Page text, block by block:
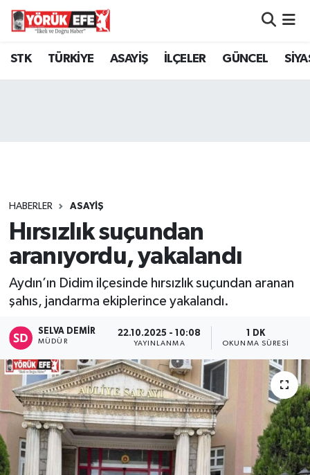
STK TÜRKİYE ASAYİŞ İLÇELER GÜNCEL
HABERLER ASAYİŞ
Hırsızlık suçundan
aranıyordu, yakalandı
Aydın’ın Didim ilçesinde hırsızlık suçundan aranan
şahıs, jandarma ekiplerince yakalandı.
SELVA DEMIR
MÜDÜR
22.10.2025 - 10:08
YAYINLANMA
1 DK
OKUNMA SÜRESI
Aydın Nöbetçi Eczaneler
Tüm Manşetler
Son Dakika Haberleri
Haber Arşivi